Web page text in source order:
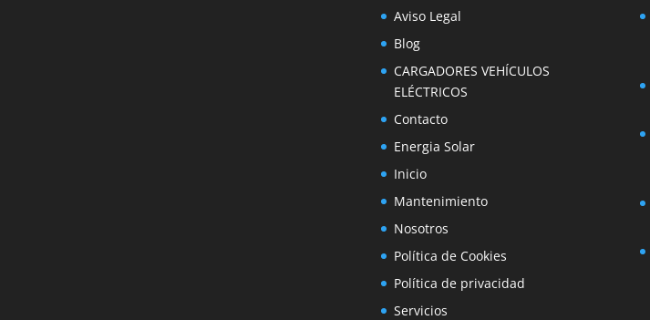
Aviso Legal
Blog
CARGADORES VEHÍCULOS
ELÉCTRICOS
Contacto
Energia Solar
Inicio
Mantenimiento
Nosotros
Política de Cookies
Política de privacidad
Servicios